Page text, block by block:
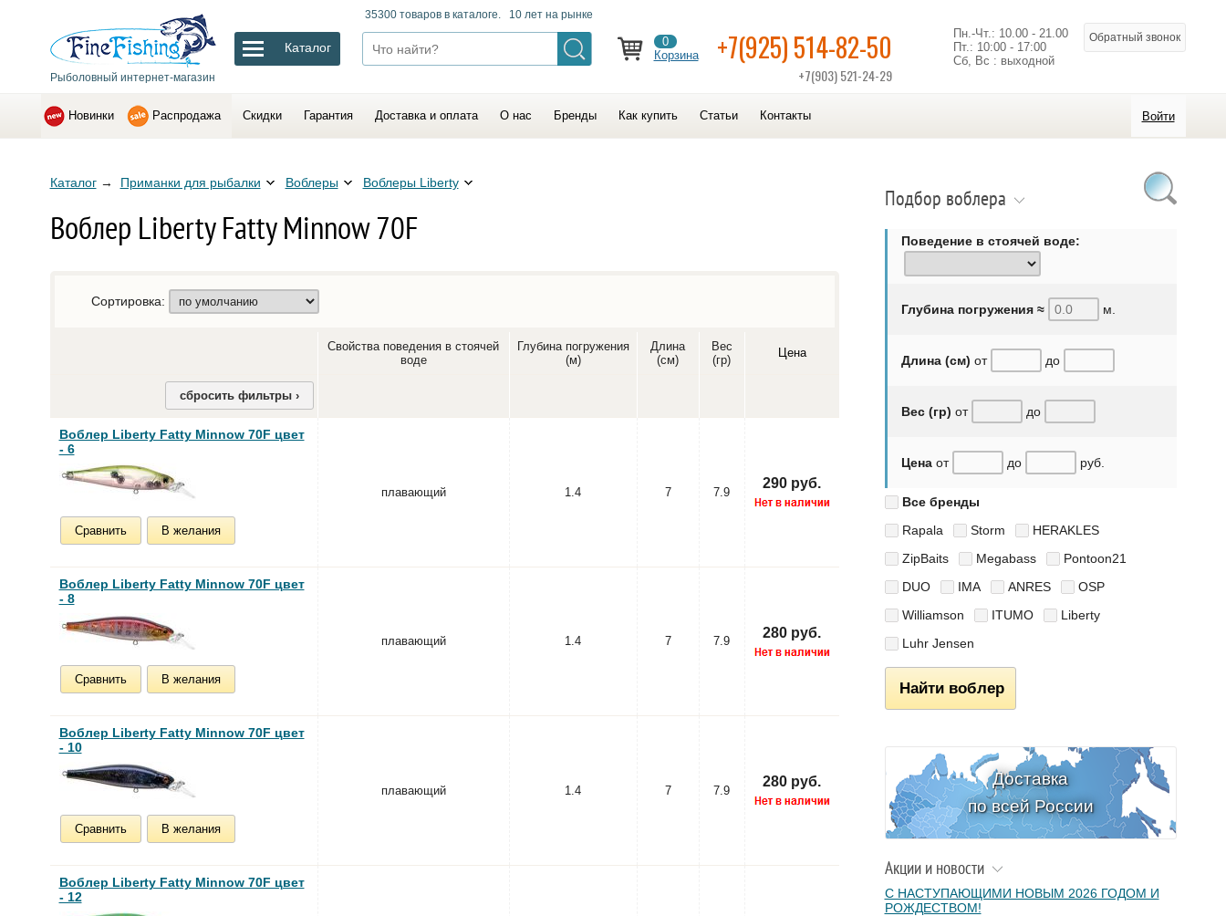
Рыболовный интернет-магазин
Каталог
35300 товаров в каталоге. 10 лет на рынке
0
Корзина
+7(925) 514-82-50
+7(903) 521-24-29
Пн.-Чт.: 10.00 - 21.00
Пт.: 10:00 - 17:00
Сб, Вс : выходной
Обратный звонок
Новинки Распродажа Скидки Гарантия Доставка и оплата О нас Бренды Как купить Статьи Контакты Войти
Каталог→ Приманки для рыбалки Воблеры Воблеры Liberty
Воблер Liberty Fatty Minnow 70F
Сортировка:
Свойства поведения в стоячей
воде
Глубина погружения
(м)
Длина
(см)
Вес
(гр)
Цена
сбросить фильтры ›
Воблер Liberty Fatty Minnow 70F цвет
- 6
Сравнить В желания
плавающий 1.4 7 7.9
290 руб.
Воблер Liberty Fatty Minnow 70F цвет
- 8
Сравнить В желания
плавающий 1.4 7 7.9
280 руб.
Воблер Liberty Fatty Minnow 70F цвет
- 10
Сравнить В желания
плавающий 1.4 7 7.9
280 руб.
Воблер Liberty Fatty Minnow 70F цвет
- 12
Подбор воблера
Поведение в стоячей воде:
Глубина погружения ≈ м.
Длина (см) от до
Вес (гр) от до
Ценаот до руб.
Все бренды
Rapala
Storm
HERAKLES
ZipBaits
Megabass
Pontoon21
DUO
IMA ANRES
OSP
Williamson
ITUMO
Liberty
Luhr Jensen
Найти воблер
Доставка
по всей России
Акции и новости
С НАСТУПАЮЩИМИ НОВЫМ 2026 ГОДОМ И
РОЖДЕСТВОМ!